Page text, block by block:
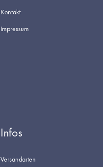
Kontakt
Impressum
Infos
Versandarten